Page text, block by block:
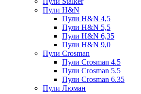
Пули H&N
Пули H&N 4,5
Пули H&N 5,5
Пули H&N 6,35
Пули H&N 9,0
Пули Crosman
Пули Crosman 4.5
Пули Crosman 5.5
Пули Crosman 6.35
Пули Люман